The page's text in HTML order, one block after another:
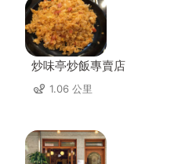
炒味亭炒飯專賣店
1.06 公里